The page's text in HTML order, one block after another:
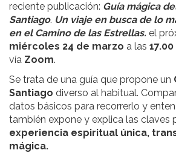
reciente publicación: Guía mágica
Santiago. Un viaje en busca de lo
en el Camino de las Estrellas. el
miércoles 24 de marzo a las
vía Zoom.
Se trata de una guía que propone un
Santiago diverso al habitual.
datos básicos para recorrerlo y
también expone y explica las claves
experiencia espiritual única,
mágica.